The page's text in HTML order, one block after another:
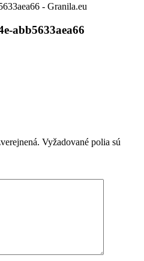
- Granila.eu
abb5633aea66
Vyžadované polia sú